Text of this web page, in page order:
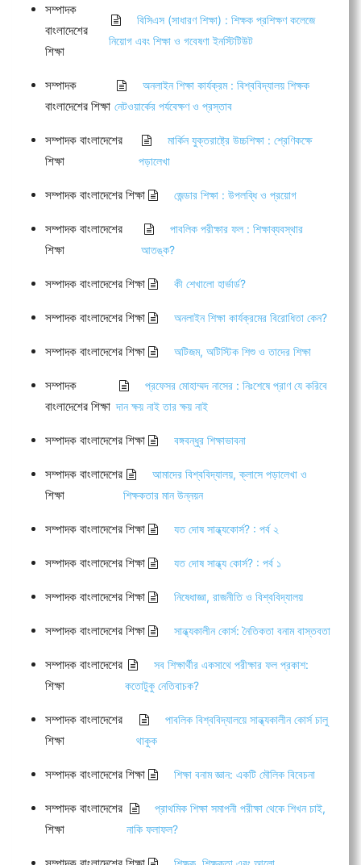
সম্পাদক
বাংলাদেশের
শিক্ষা
বিসিএস (সাধারণ শিক্ষা) : শিক্ষক প্রশিক্ষণ কলেজে
নিয়োগ এবং শিক্ষা ও গবেষণা ইনস্টিটিউট
সম্পাদক
বাংলাদেশের শিক্ষা
অনলাইন শিক্ষা কার্যক্রম : বিশ্ববিদ্যালয় শিক্ষক
নেটওয়ার্কের পর্যবেক্ষণ ও প্রস্তাব
সম্পাদক বাংলাদেশের
শিক্ষা
মার্কিন যুক্তরাষ্ট্রে উচ্চশিক্ষা : শ্রেণিকক্ষে
পড়ালেখা
সম্পাদক বাংলাদেশের শিক্ষা জেন্ডার শিক্ষা : উপলব্ধি ও প্রয়োগ
সম্পাদক বাংলাদেশের
শিক্ষা
পাবলিক পরীক্ষার ফল : শিক্ষাব্যবস্থার
আতঙ্ক?
সম্পাদক বাংলাদেশের শিক্ষা কী শেখালো হার্ভার্ড?
সম্পাদক বাংলাদেশের শিক্ষা অনলাইন শিক্ষা কার্যক্রমের বিরোধিতা কেন?
সম্পাদক বাংলাদেশের শিক্ষা অটিজম, অটিস্টিক শিশু ও তাদের শিক্ষা
সম্পাদক
বাংলাদেশের শিক্ষা
প্রফেসর মোহাম্মদ নাসের : নিঃশেষে প্রাণ যে করিবে
দান ক্ষয় নাই তার ক্ষয় নাই
সম্পাদক বাংলাদেশের শিক্ষা বঙ্গবন্ধুর শিক্ষাভাবনা
সম্পাদক বাংলাদেশের
শিক্ষা
আমাদের বিশ্ববিদ্যালয়, ক্লাসে পড়ালেখা ও
শিক্ষকতার মান উন্নয়ন
সম্পাদক বাংলাদেশের শিক্ষা যত দোষ সান্ধ্যকোর্স? : পর্ব ২
সম্পাদক বাংলাদেশের শিক্ষা যত দোষ সান্ধ্য কোর্স? : পর্ব ১
সম্পাদক বাংলাদেশের শিক্ষা নিষেধাজ্ঞা, রাজনীতি ও বিশ্ববিদ্যালয়
সম্পাদক বাংলাদেশের শিক্ষা সান্ধ্যকালীন কোর্স: নৈতিকতা বনাম বাস্তবতা
সম্পাদক বাংলাদেশের
শিক্ষা
সব শিক্ষার্থীর একসাথে পরীক্ষার ফল প্রকাশ:
কতোটুকু নেতিবাচক?
সম্পাদক বাংলাদেশের
শিক্ষা
পাবলিক বিশ্ববিদ্যালয়ে সান্ধ্যকালীন কোর্স চালু
থাকুক
সম্পাদক বাংলাদেশের শিক্ষা শিক্ষা বনাম জ্ঞান: একটি মৌলিক বিবেচনা
সম্পাদক বাংলাদেশের
শিক্ষা
প্রাথমিক শিক্ষা সমাপনী পরীক্ষা থেকে শিখন চাই,
নাকি ফলাফল?